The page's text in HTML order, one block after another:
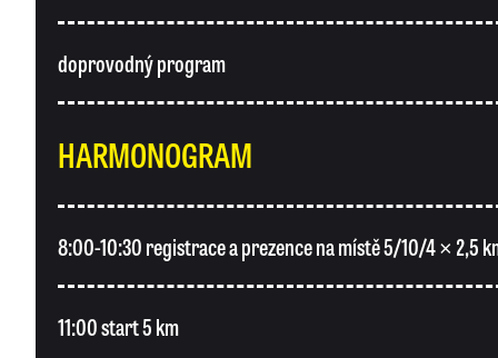
doprovodný program
HARMONOGRAM
8:00-10:30 registrace a prezence na místě 5/10/4 × 2,5
11:00 start 5 km